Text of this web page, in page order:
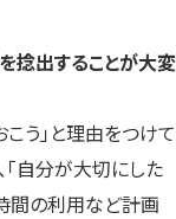
捻出することが大変
う」と理由をつけて
「自分が大切にした
間の利用など計画